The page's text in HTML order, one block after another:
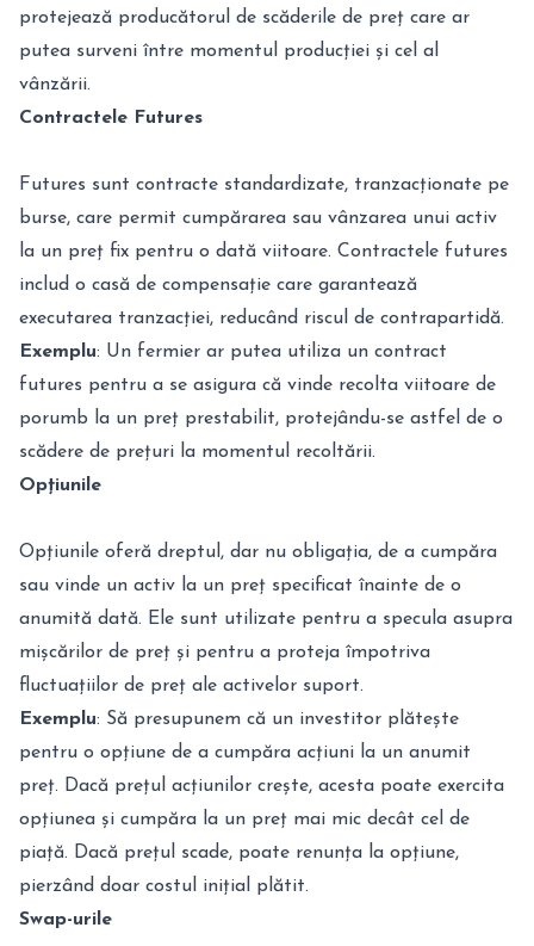
protejează producătorul de scăderile de preț care ar
putea surveni între momentul producției și cel al
vânzării.
Contractele Futures
Futures sunt contracte standardizate, tranzacționate pe
burse, care permit cumpărarea sau vânzarea unui activ
la un preț fix pentru o dată viitoare. Contractele futures
includ o casă de compensație care garantează
executarea tranzacției, reducând riscul de contrapartidă.
Exemplu: Un fermier ar putea utiliza un contract
futures pentru a se asigura că vinde recolta viitoare de
porumb la un preț prestabilit, protejându-se astfel de o
scădere de prețuri la momentul recoltării.
Opțiunile
Opțiunile oferă dreptul, dar nu obligația, de a cumpăra
sau vinde un activ la un preț specificat înainte de o
anumită dată. Ele sunt utilizate pentru a specula asupra
mișcărilor de preț și pentru a proteja împotriva
fluctuațiilor de preț ale activelor suport.
Exemplu: Să presupunem că un investitor plătește
pentru o opțiune de a cumpăra acțiuni la un anumit
preț. Dacă prețul acțiunilor crește, acesta poate exercita
opțiunea și cumpăra la un preț mai mic decât cel de
piață. Dacă prețul scade, poate renunța la opțiune,
pierzând doar costul inițial plătit.
Swap-urile